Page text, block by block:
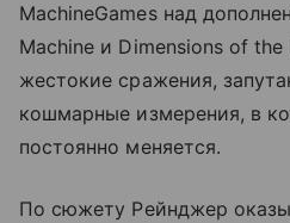
MachineGames над
Machine и Dimensions of
жестокие сражения,
кошмарные измерения, в
постоянно меняется.
По сюжету Рейнджер